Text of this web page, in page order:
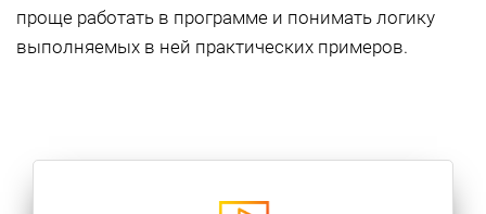
проще работать в программе и понимать логику
выполняемых в ней практических примеров.